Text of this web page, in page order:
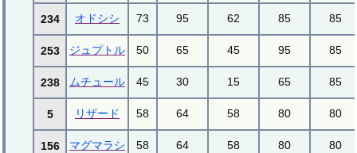
234 オドシシ 73 95 62 85 85
253 ジュプトル 50 65 45 95 85
238 ムチュール 45 30 15 65 85
5 リザード 58 64 58 80 80
156 マグマラシ 58 64 58 80 80